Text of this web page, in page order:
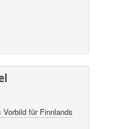
für Finnlands